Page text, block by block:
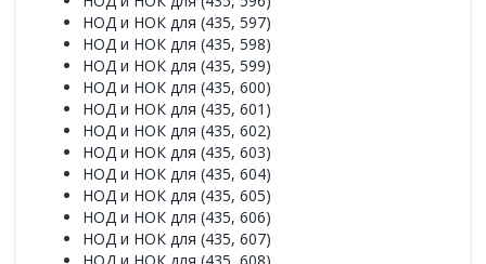
НОД и НОК для (435, 597)
НОД и НОК для (435, 598)
НОД и НОК для (435, 599)
НОД и НОК для (435, 600)
НОД и НОК для (435, 601)
НОД и НОК для (435, 602)
НОД и НОК для (435, 603)
НОД и НОК для (435, 604)
НОД и НОК для (435, 605)
НОД и НОК для (435, 606)
НОД и НОК для (435, 607)